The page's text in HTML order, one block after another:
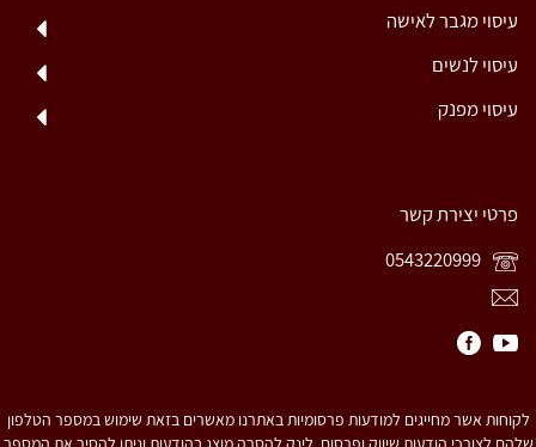
עיסוי מגבר לאישה
עיסוי לנשים
עיסוי מפנק
פרטי יצירת קשר
לקוחות אשר מחייגים למודעות פרסומיות באתרנו מאשרים בזאת שימוש במספר הטלפון